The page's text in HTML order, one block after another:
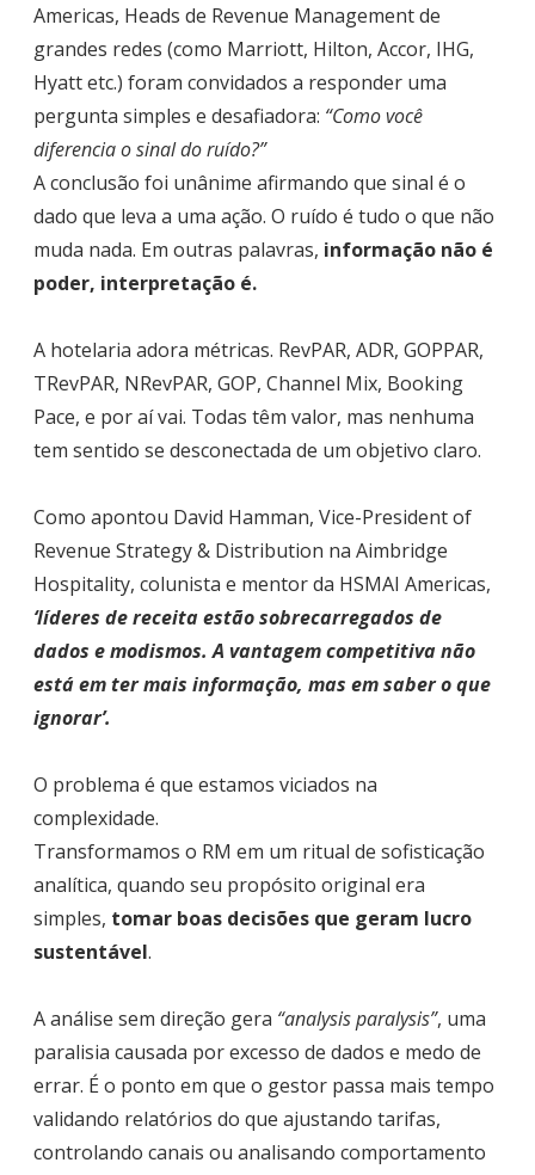
Americas, Heads de Revenue Management de
grandes redes (como Marriott, Hilton, Accor, IHG,
Hyatt etc.) foram convidados a responder uma
pergunta simples e desafiadora: “Como você
diferencia o sinal do ruído?”
A conclusão foi unânime afirmando que sinal é o
dado que leva a uma ação. O ruído é tudo o que não
muda nada. Em outras palavras, informação não é
poder, interpretação é.
A hotelaria adora métricas. RevPAR, ADR, GOPPAR,
TRevPAR, NRevPAR, GOP, Channel Mix, Booking
Pace, e por aí vai. Todas têm valor, mas nenhuma
tem sentido se desconectada de um objetivo claro.
Como apontou David Hamman, Vice-President of
Revenue Strategy & Distribution na Aimbridge
Hospitality, colunista e mentor da HSMAI Americas,
‘líderes de receita estão sobrecarregados de
dados e modismos. A vantagem competitiva não
está em ter mais informação, mas em saber o que
ignorar’.
O problema é que estamos viciados na
complexidade.
Transformamos o RM em um ritual de sofisticação
analítica, quando seu propósito original era
simples, tomar boas decisões que geram lucro
sustentável.
A análise sem direção gera “analysis paralysis”, uma
paralisia causada por excesso de dados e medo de
errar. É o ponto em que o gestor passa mais tempo
validando relatórios do que ajustando tarifas,
controlando canais ou analisando comportamento